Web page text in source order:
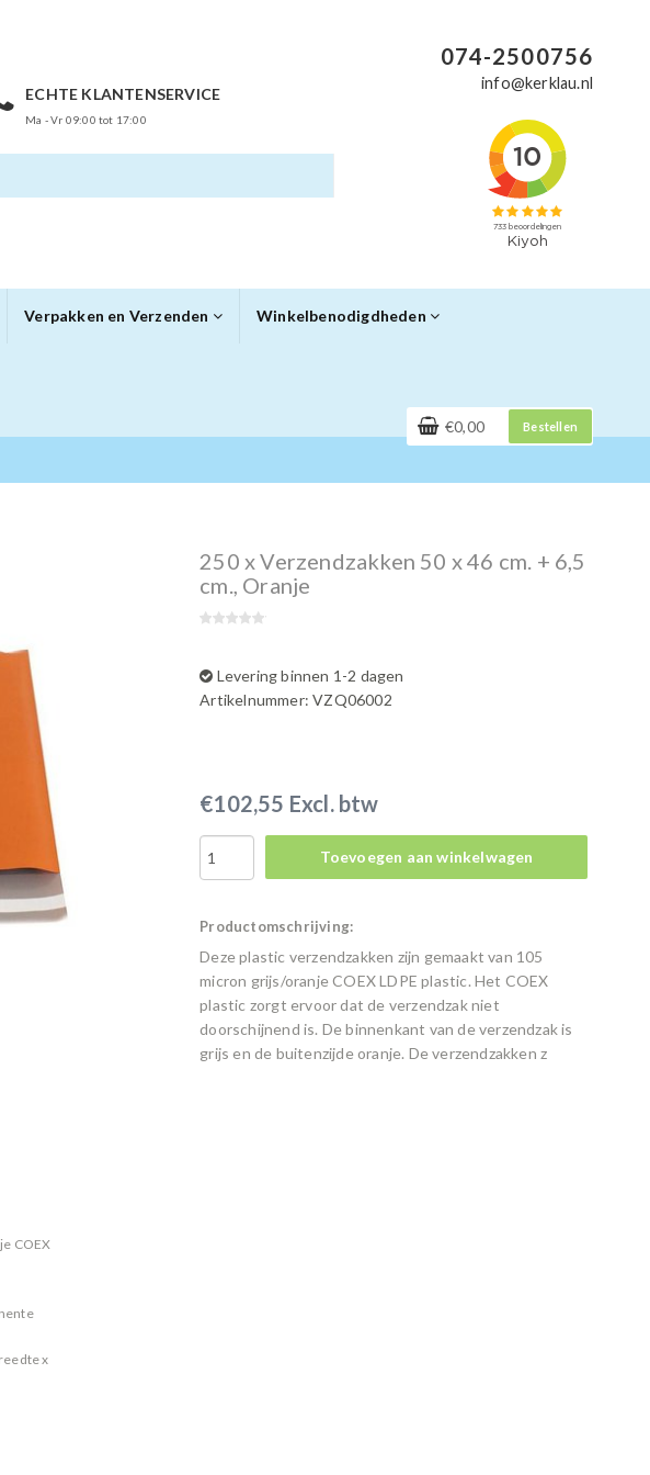
ECHTE KLANTENSERVICE
Ma - Vr 09:00 tot 17:00
074-2500756
info@kerklau.nl
Verpakken en Verzenden Winkelbenodigdheden
€0,00 Bestellen
250 x Verzendzakken 50 x 46 cm. + 6,5
cm., Oranje
Levering binnen 1-2 dagen
Artikelnummer: VZQ06002
€102,55 Excl. btw
Toevoegen aan winkelwagen
Productomschrijving:
Deze plastic verzendzakken zijn gemaakt van 105
micron grijs/oranje COEX LDPE plastic. Het COEX
plastic zorgt ervoor dat de verzendzak niet
doorschijnend is. De binnenkant van de verzendzak is
grijs en de buitenzijde oranje. De verzendzakken z
COEX
x